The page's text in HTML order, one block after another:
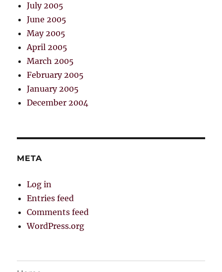
July 2005
June 2005
May 2005
April 2005
March 2005
February 2005
January 2005
December 2004
META
Log in
Entries feed
Comments feed
WordPress.org